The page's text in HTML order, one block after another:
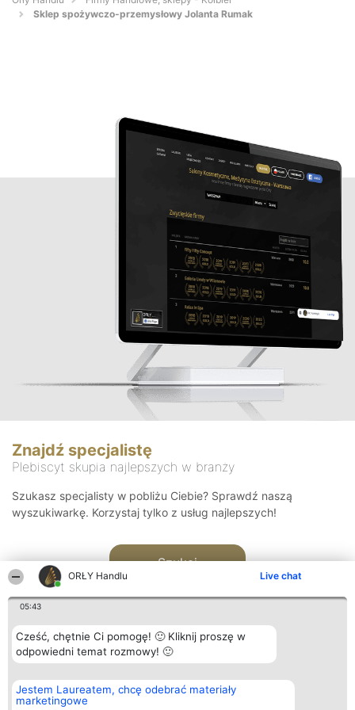
ORŁY Handlu Live chat
05:43
Cześć, chętnie Ci pomogę! 🙂 Kliknij proszę w
odpowiedni temat rozmowy! 🙂
Jestem Laureatem, chcę odebrać materiały
marketingowe
Sklep spożywczo-przemysłowy Jolanta Rumak
Znajdź specjalistę
Plebiscyt skupia najlepszych w branży
Szukasz specjalisty w pobliżu Ciebie? Sprawdź naszą
wyszukiwarkę. Korzystaj tylko z usług najlepszych!
Szukaj
Organizator plebiscytu
Bright Side Solutions sp. z o.
o. sp. k.
Plebiscyt
Laureaci
Kontakt
Kontakt